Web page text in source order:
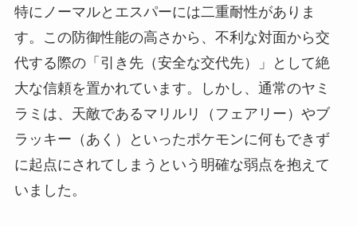
特にノーマルとエスパーには二重耐性がありま
す。この防御性能の高さから、不利な対面から交
代する際の「引き先（安全な交代先）」として絶
大な信頼を置かれています。しかし、通常のヤミ
ラミは、天敵であるマリルリ（フェアリー）やブ
ラッキー（あく）といったポケモンに何もできず
に起点にされてしまうという明確な弱点を抱えて
いました。